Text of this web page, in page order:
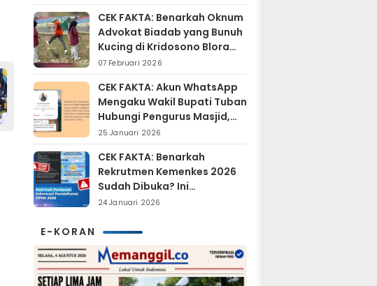
CEK FAKTA: Benarkah Oknum
Advokat Biadab yang Bunuh
Kucing di Kridosono Blora
Sudah Resmi Jadi
Tersangka?
07 Februari 2026
CEK FAKTA: Akun WhatsApp
Mengaku Wakil Bupati Tuban
Hubungi Pengurus Masjid,
Dipastikan Hoaks
25 Januari 2026
CEK FAKTA: Benarkah
Rekrutmen Kemenkes 2026
Sudah Dibuka? Ini
Penjelasan Resmi BKN
24 Januari 2026
E-KORAN